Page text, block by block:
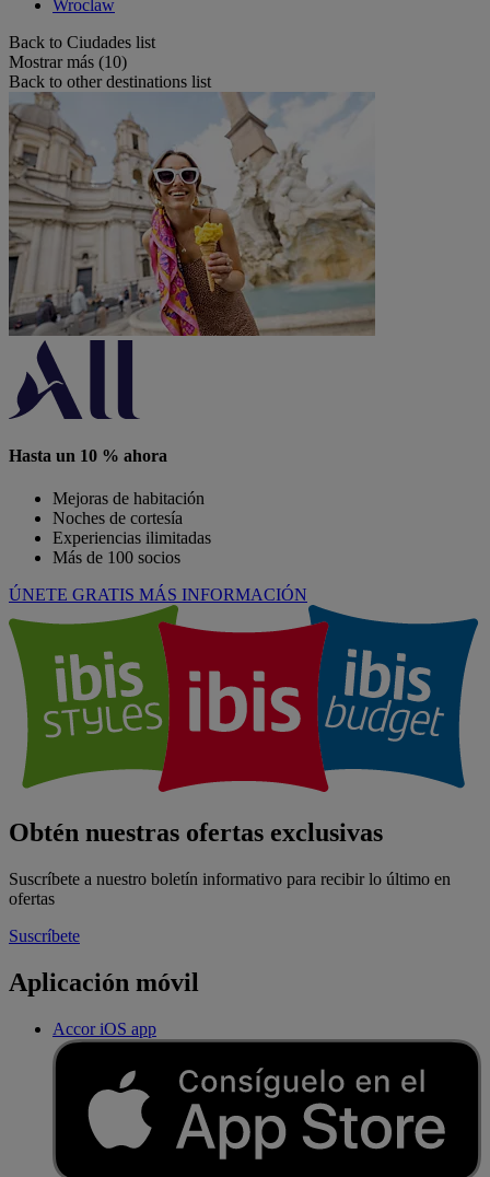
Wroclaw
Back to Ciudades list
Mostrar más (10)
Back to other destinations list
Hasta un 10 % ahora
Mejoras de habitación
Noches de cortesía
Experiencias ilimitadas
Más de 100 socios
ÚNETE GRATIS MÁS INFORMACIÓN
Obtén nuestras ofertas exclusivas
Suscríbete a nuestro boletín informativo para recibir lo último en
ofertas
Suscríbete
Aplicación móvil
Accor iOS app